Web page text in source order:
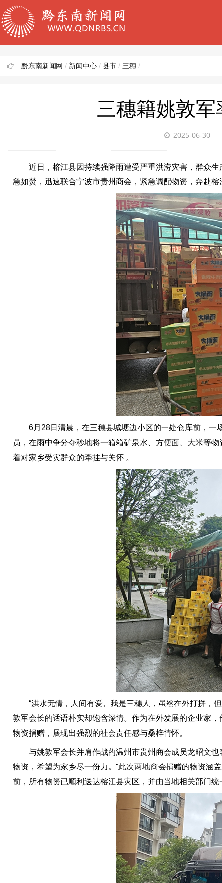
黔东南新闻网 / 新闻中心 / 县市 / 三穗 /
三穗籍姚敦
2025-06-30
近日，榕江县因持续强降雨遭受严重洪涝灾害，群众生
急如焚，迅速联合宁波市贵州商会，紧急调配物资，奔赴
6月28日清晨，在三穗县城塘边小区的一处仓库前，一
员，在雨中争分夺秒地将一箱箱矿泉水、方便面、大米等
着对家乡受灾群众的牵挂与关怀 。
“洪水无情，人间有爱。我是三穗人，虽然在外打拼，但
敦军会长的话语朴实却饱含深情。作为在外发展的企业家
物资捐赠，展现出强烈的社会责任感与桑梓情怀。
与姚敦军会长并肩作战的温州市贵州商会成员龙昭文也
物资，希望为家乡尽一份力。”此次两地商会捐赠的物资涵
前，所有物资已顺利送达榕江县灾区，并由当地相关部门